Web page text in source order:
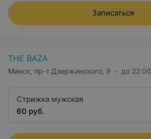
Записаться
THE BAZA
Минск, пр-т Дзержинского, 9 до 22:00
Стрижка мужская
60 руб.